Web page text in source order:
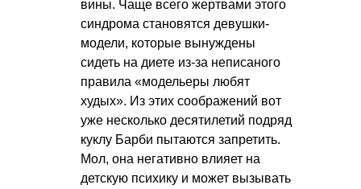
вины. Чаще всего жертвами этого
синдрома становятся девушки-
модели, которые вынуждены
сидеть на диете из-за неписаного
правила «модельеры любят
худых». Из этих соображений вот
уже несколько десятилетий подряд
куклу Барби пытаются запретить.
Мол, она негативно влияет на
детскую психику и может вызывать